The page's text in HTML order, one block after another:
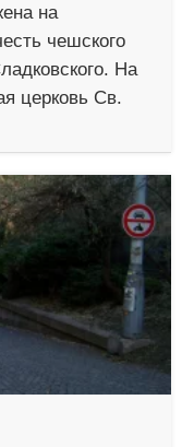
на
чешского
На
церковь Св.